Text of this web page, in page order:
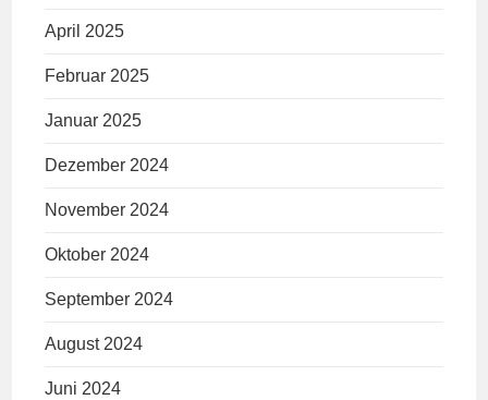
April 2025
Februar 2025
Januar 2025
Dezember 2024
November 2024
Oktober 2024
September 2024
August 2024
Juni 2024